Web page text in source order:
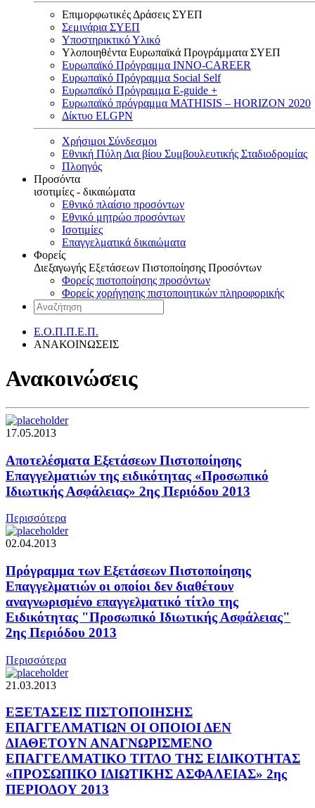
Επιμορφωτικές Δράσεις ΣΥΕΠ
Σεμινάρια ΣΥΕΠ
Υποστηρικτικό Υλικό
Υλοποιηθέντα Ευρωπαϊκά Προγράμματα ΣΥΕΠ
Ευρωπαϊκό Πρόγραμμα INNO-CAREER
Ευρωπαϊκό Πρόγραμμα Social Self
Ευρωπαϊκό Πρόγραμμα E-guide +
Ευρωπαϊκό πρόγραμμα MATHISIS – HORIZON 2020
Δίκτυο ELGPN
Χρήσιμοι Σύνδεσμοι
Εθνική Πύλη Δια βίου Συμβουλευτικής Σταδιοδρομίας
Πλοηγός
Προσόντα
ισοτιμίες - δικαιώματα
Εθνικό πλαίσιο προσόντων
Εθνικό μητρώο προσόντων
Ισοτιμίες
Επαγγελματικά δικαιώματα
Φορείς
Διεξαγωγής Εξετάσεων Πιστοποίησης Προσόντων
Φορείς πιστοποίησης προσόντων
Φορείς χορήγησης πιστοποιητικών πληροφορικής
Ε.Ο.Π.Π.Ε.Π.
ΑΝΑΚΟΙΝΩΣΕΙΣ
Ανακοινώσεις
17.05.2013
Αποτελέσματα Εξετάσεων Πιστοποίησης
Επαγγελματιών της ειδικότητας «Προσωπικό
Ιδιωτικής Ασφάλειας» 2ης Περιόδου 2013
Περισσότερα
02.04.2013
Πρόγραμμα των Εξετάσεων Πιστοποίησης
Επαγγελματιών οι οποίοι δεν διαθέτουν
αναγνωρισμένο επαγγελματικό τίτλο της
Ειδικότητας "Προσωπικό Ιδιωτικής Ασφάλειας"
2ης Περιόδου 2013
Περισσότερα
21.03.2013
ΕΞΕΤΑΣΕΙΣ ΠΙΣΤΟΠΟΙΗΣΗΣ
ΕΠΑΓΓΕΛΜΑΤΙΩΝ ΟΙ ΟΠΟΙΟΙ ΔΕΝ
ΔΙΑΘΕΤΟΥΝ ΑΝΑΓΝΩΡΙΣΜΕΝΟ
ΕΠΑΓΓΕΛΜΑΤΙΚΟ ΤΙΤΛΟ ΤΗΣ ΕΙΔΙΚΟΤΗΤΑΣ
«ΠΡΟΣΩΠΙΚΟ ΙΔΙΩΤΙΚΗΣ ΑΣΦΑΛΕΙΑΣ» 2ης
ΠΕΡΙΟΔΟΥ 2013